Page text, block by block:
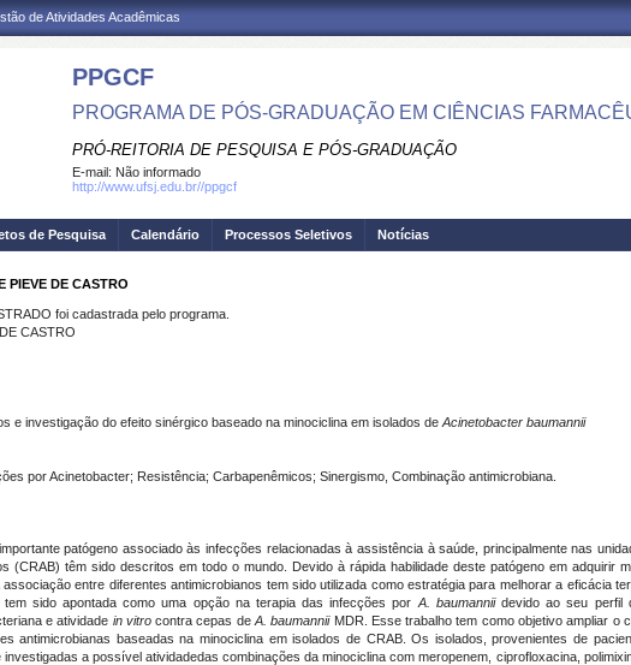
de Atividades Acadêmicas
PPGCF
PROGRAMA DE PÓS-GRADUAÇÃO EM CIÊNCIAS
PRÓ-REITORIA DE PESQUISA E PÓS-GRADUAÇÃO
E-mail: Não informado
http://www.ufsj.edu.br//ppgcf
de Pesquisa Calendário Processos Seletivos Notícias
PIEVE DE CASTRO
foi cadastrada pelo programa.
CASTRO
e investigação do efeito sinérgico baseado na minociclina em isolados de Acinetobacter baumannii
por Acinetobacter; Resistência; Carbapenêmicos; Sinergismo, Combinação antimicrobiana.
patógeno associado às infecções relacionadas à assistência à saúde, principalmente nas
(CRAB) têm sido descritos em todo o mundo. Devido à rápida habilidade deste patógeno em adquirir
entre diferentes antimicrobianos tem sido utilizada como estratégia para melhorar a eficácia
sido apontada como uma opção na terapia das infecções por A. baumanniidevido ao seu perfil
e atividade in vitrocontra cepas deA. baumanniiMDR. Esse trabalho tem como objetivo ampliar o
antimicrobianas baseadas na minociclina em isolados de CRAB. Os isolados, provenientes de
a possível atividadedas combinações da minociclina com meropenem, ciprofloxacina,